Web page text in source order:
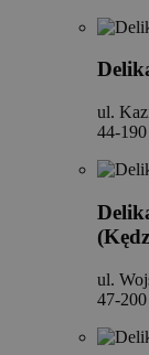
ul.
44-
ul.
47-